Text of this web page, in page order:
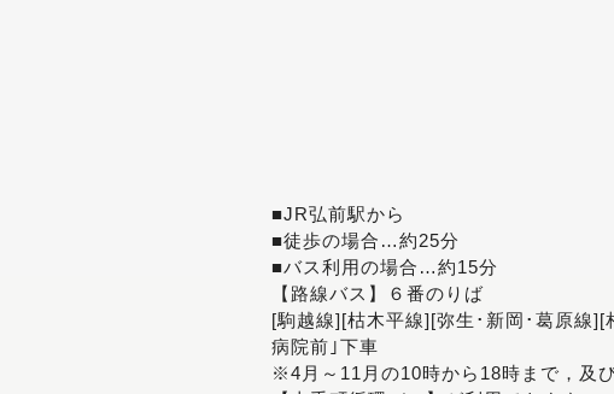
■JR弘前駅から
■徒歩の場合…約25分
■バス利用の場合…約15分
【路線バス】６番のりば
[駒越線][枯木平線][弥生･新岡･葛原線
病院前｣下車
※4月～11月の10時から18時まで，及